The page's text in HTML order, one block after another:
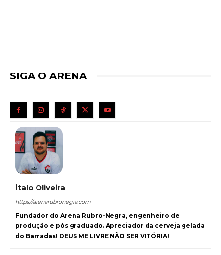
SIGA O ARENA
Ítalo Oliveira
https://arenarubronegra.com
Fundador do Arena Rubro-Negra, engenheiro de
produção e pós graduado. Apreciador da cerveja gelada
do Barradas! DEUS ME LIVRE NÃO SER VITÓRIA!